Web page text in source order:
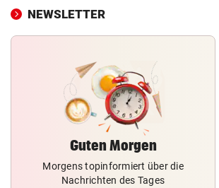
NEWSLETTER
Guten Morgen
Morgens topinformiert über die
Nachrichten des Tages